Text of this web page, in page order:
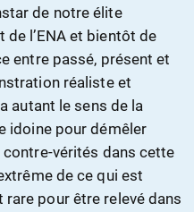
de notre élite
l’ENA et bientôt de
entre passé, présent et
réaliste et
autant le sens de la
idoine pour démêler
contre-vérités dans cette
de ce qui est
pour être relevé dans